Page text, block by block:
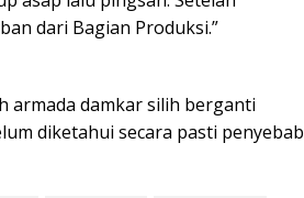
dari Bagian Produksi.”
armada damkar silih berganti
diketahui secara pasti penyebab